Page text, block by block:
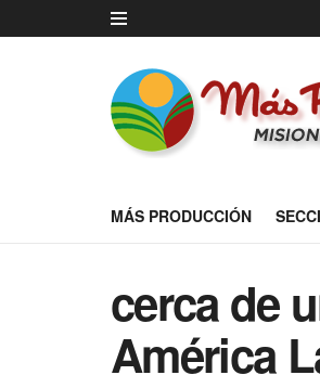
MÁS PRODUCCIÓN
cerca de
América